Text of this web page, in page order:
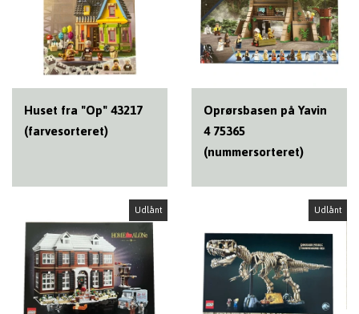
Huset fra "Op" 43217
(farvesorteret)
Oprørsbasen på Yavin
4 75365
(nummersorteret)
Udlånt Udlånt